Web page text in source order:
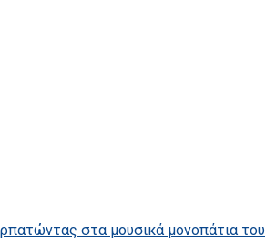
στα μουσικά μονοπάτια του